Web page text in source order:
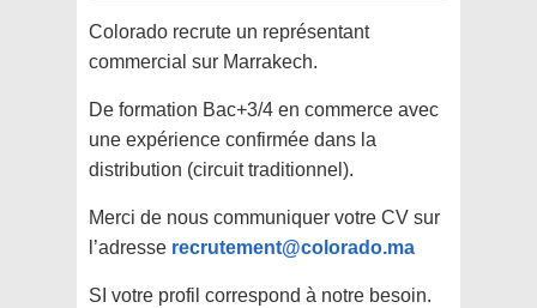
Colorado recrute un représentant
commercial sur Marrakech.
De formation Bac+3/4 en commerce avec
une expérience confirmée dans la
distribution (circuit traditionnel).
Merci de nous communiquer votre CV sur
l’adresse recrutement@colorado.ma
SI votre profil correspond à notre besoin.